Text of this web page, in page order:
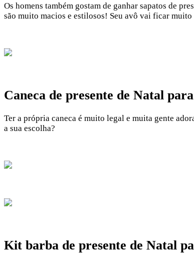
Os homens também gostam de ganhar sapatos de
são muito macios e estilosos! Seu avô vai ficar
Caneca de presente de Natal
Ter a própria caneca é muito legal e muita gente
a sua escolha?
Kit barba de presente de Natal